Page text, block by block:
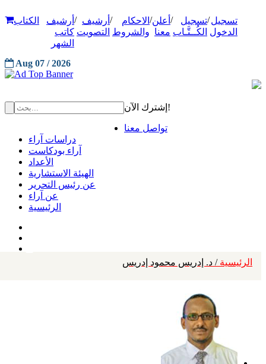
تسجيل
الدخول
/تسجيل
الكُــتَّـاب
/ أعلن
معنا
/ الاحكام
والشروط
/ أرشيف
التصويت
/ أرشيف
كاتب
الشهر
الكتاب
Aug 07 / 2026
إشترك الآن!
تواصل معنا
دراسات آراء
آراء بودكاست
الأعداد
الهيئة الاستشارية
عن رئيس التحرير
عن آراء
الرئيسية
الرئيسية / د. إدريس محمود إدريس